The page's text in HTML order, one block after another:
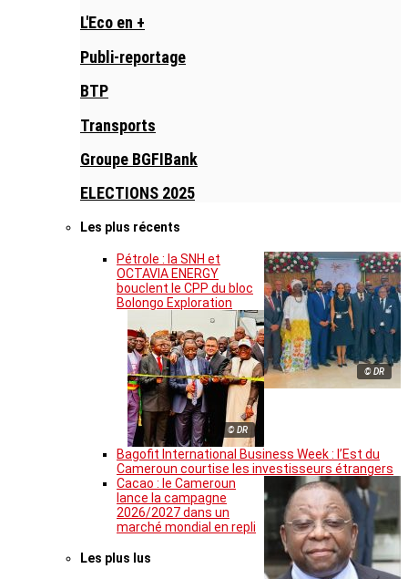
L'Eco en +
Publi-reportage
BTP
Transports
Groupe BGFIBank
ELECTIONS 2025
Les plus récents
© DR
Pétrole : la SNH et
OCTAVIA ENERGY
bouclent le CPP du bloc
Bolongo Exploration
© DR
Bagofit International Business Week : l’Est du
Cameroun courtise les investisseurs étrangers
Cacao : le Cameroun
lance la campagne
2026/2027 dans un
marché mondial en repli
Les plus lus